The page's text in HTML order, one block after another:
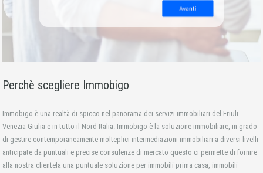
Perchè scegliere Immobigo
Immobigo è una realtà di spicco nel panorama dei servizi immobiliari del Friuli
Venezia Giulia e in tutto il Nord Italia. Immobigo è la soluzione immobiliare, in grado
di gestire contemporaneamente molteplici intermediazioni immobiliari a diversi livelli
anticipate da puntuali e precise consulenze di mercato questo ci permette di fornire
alla nostra clientela una puntuale soluzione per immobili prima casa, immobili